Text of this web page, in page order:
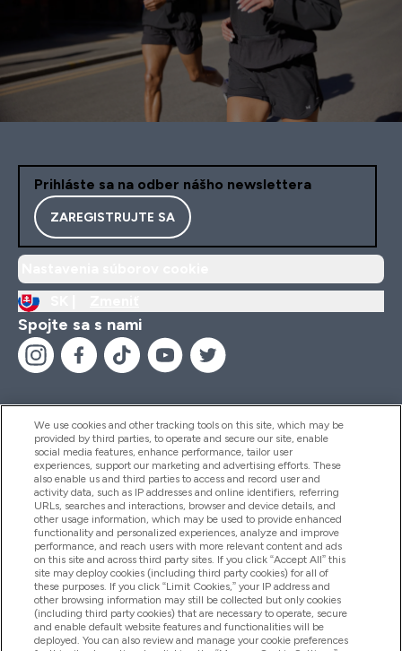
Prihláste sa na odber nášho newslettera
ZAREGISTRUJTE SA
Spojte sa s nami
Pomoc & Informácie
Produkty
Informácie O Spoločnosti
Vernosť & Odmeny
We use cookies and other tracking tools on this site, which may be
provided by third parties, to operate and secure our site, enable
social media features, enhance performance, tailor user
experiences, support our marketing and advertising efforts. These
also enable us and third parties to access and record user and
activity data, such as IP addresses and online identifiers, referring
URLs, searches and interactions, browser and device details, and
other usage information, which may be used to provide enhanced
functionality and personalized experiences, analyze and improve
performance, and reach users with more relevant content and ads
on this site and across third party sites. If you click “Accept All” this
site may deploy cookies (including third party cookies) for all of
these purposes. If you click “Limit Cookies,” your IP address and
other browsing information may still be collected but only cookies
(including third party cookies) that are necessary to operate, secure
and enable default website features and functionalities will be
deployed. You can also review and manage your cookie preferences